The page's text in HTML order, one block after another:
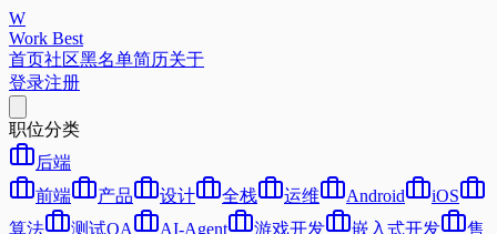
W
Work Best
首页社区黑名单简历关于
登录注册
职位分类
后端
前端
产品 设计 全栈 运维 Android
iOS
算法
测试QA AI-Agent 游戏开发 嵌入式开发
售